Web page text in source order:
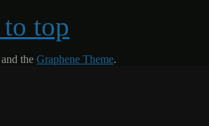
top
and the Graphene Theme.